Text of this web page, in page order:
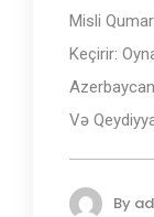
Misli
Keçirir:
Və
By